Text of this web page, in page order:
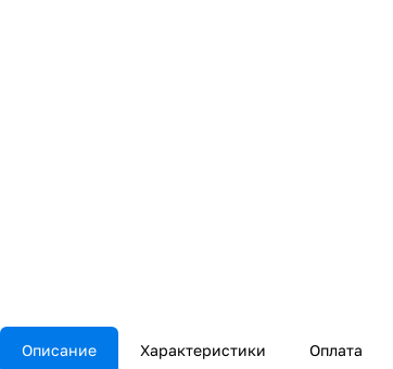
Описание Характеристики Оплата